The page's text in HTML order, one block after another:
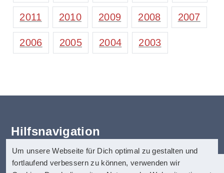
2011 2010 2009 2008 2007
2006 2005 2004 2003
Hilfsnavigation
Erklärung zur Barrierefreiheit
Startseite
Um unsere Webseite für Dich optimal zu gestalten und
fortlaufend verbessern zu können, verwenden wir